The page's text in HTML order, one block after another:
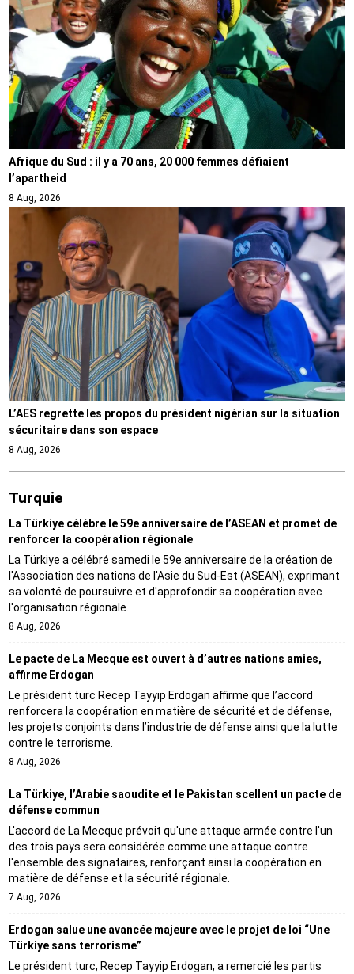
Afrique du Sud : il y a 70 ans, 20 000 femmes défiaient
l’apartheid
8 Aug, 2026
L’AES regrette les propos du président nigérian sur la situation
sécuritaire dans son espace
8 Aug, 2026
Turquie
La Türkiye célèbre le 59e anniversaire de l’ASEAN et promet de
renforcer la coopération régionale
La Türkiye a célébré samedi le 59e anniversaire de la création de
l'Association des nations de l'Asie du Sud-Est (ASEAN), exprimant
sa volonté de poursuivre et d'approfondir sa coopération avec
l'organisation régionale.
8 Aug, 2026
Le pacte de La Mecque est ouvert à d’autres nations amies,
affirme Erdogan
Le président turc Recep Tayyip Erdogan affirme que l’accord
renforcera la coopération en matière de sécurité et de défense,
les projets conjoints dans l’industrie de défense ainsi que la lutte
contre le terrorisme.
8 Aug, 2026
La Türkiye, l’Arabie saoudite et le Pakistan scellent un pacte de
défense commun
L'accord de La Mecque prévoit qu'une attaque armée contre l'un
des trois pays sera considérée comme une attaque contre
l'ensemble des signataires, renforçant ainsi la coopération en
matière de défense et la sécurité régionale.
7 Aug, 2026
Erdogan salue une avancée majeure avec le projet de loi “Une
Türkiye sans terrorisme”
Le président turc, Recep Tayyip Erdogan, a remercié les partis